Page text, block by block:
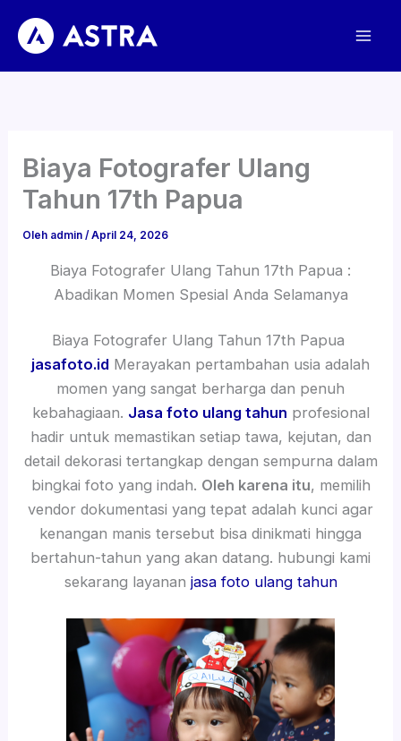
konten
Biaya Fotografer Ulang
Tahun 17th Papua
Oleh admin/April 24, 2026
Biaya Fotografer Ulang Tahun 17th Papua :
Abadikan Momen Spesial Anda Selamanya
Biaya Fotografer Ulang Tahun 17th Papua
jasafoto.id Merayakan pertambahan usia adalah
momen yang sangat berharga dan penuh
kebahagiaan. Jasa foto ulang tahun profesional
hadir untuk memastikan setiap tawa, kejutan, dan
detail dekorasi tertangkap dengan sempurna dalam
bingkai foto yang indah. Oleh karena itu, memilih
vendor dokumentasi yang tepat adalah kunci agar
kenangan manis tersebut bisa dinikmati hingga
bertahun-tahun yang akan datang. hubungi kami
sekarang layanan jasa foto ulang tahun